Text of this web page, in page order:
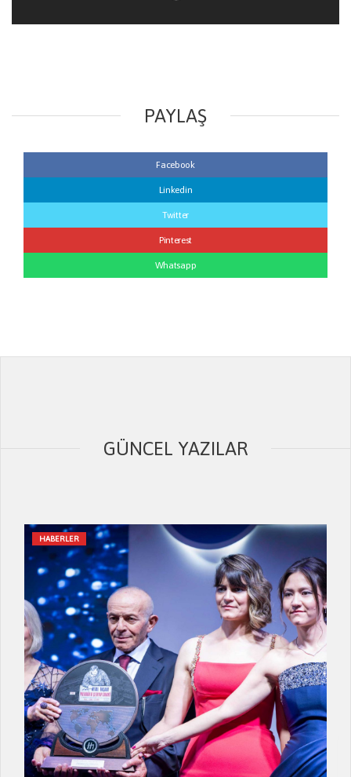
PAYLAŞ
Facebook
Linkedin
Twitter
Pinterest
Whatsapp
GÜNCEL YAZILAR
HABERLER